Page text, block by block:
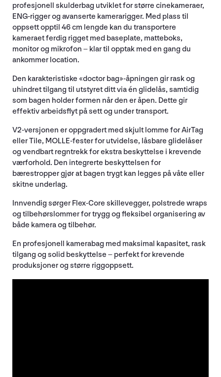
profesjonell skulderbag utviklet for større cinekameraer,
ENG-rigger og avanserte kamerarigger. Med plass til
oppsett opptil 46 cm lengde kan du transportere
kameraet ferdig rigget med baseplate, matteboks,
monitor og mikrofon – klar til opptak med en gang du
ankommer location.
Den karakteristiske «doctor bag»-åpningen gir rask og
uhindret tilgang til utstyret ditt via én glidelås, samtidig
som bagen holder formen når den er åpen. Dette gir
effektiv arbeidsflyt på sett og under transport.
V2-versjonen er oppgradert med skjult lomme for AirTag
eller Tile, MOLLE-fester for utvidelse, låsbare glidelåser
og vendbart regntrekk for ekstra beskyttelse i krevende
værforhold. Den integrerte beskyttelsen for
bærestropper gjør at bagen trygt kan legges på våte eller
skitne underlag.
Innvendig sørger Flex-Core skillevegger, polstrede wraps
og tilbehørslommer for trygg og fleksibel organisering av
både kamera og tilbehør.
En profesjonell kamerabag med maksimal kapasitet, rask
tilgang og solid beskyttelse – perfekt for krevende
produksjoner og større riggoppsett.